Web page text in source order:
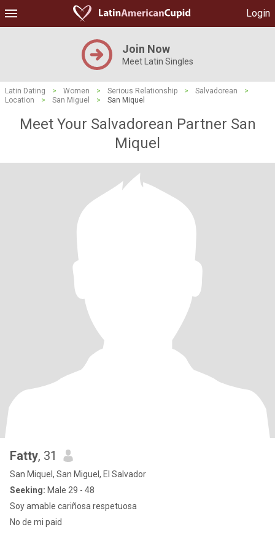
Login
Join Now
Meet Latin Singles
Latin Dating > Women > Serious Relationship > Salvadorean
>
Location
> San Miguel > San Miquel
Meet Your Salvadorean Partner San
Miquel
Fatty, 31
San Miquel, San Miguel, El Salvador
Seeking: Male 29 - 48
Soy amable cariñosa respetuosa
No de mi paid